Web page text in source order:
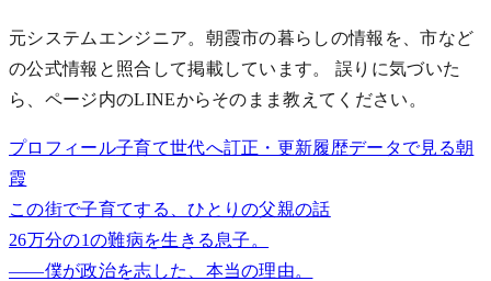
元システムエンジニア。朝霞市の暮らしの情報を、市など
の公式情報と照合して掲載しています。 誤りに気づいた
ら、ページ内のLINEからそのまま教えてください。
プロフィール子育て世代へ訂正・更新履歴データで見る朝
霞
この街で子育てする、ひとりの父親の話
26万分の1の難病を生きる息子。
——僕が政治を志した、本当の理由。